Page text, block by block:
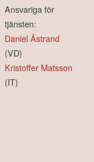
Ansvariga för
tjänsten:
Daniel Åstrand
(VD)
Kristoffer Matsson
(IT)